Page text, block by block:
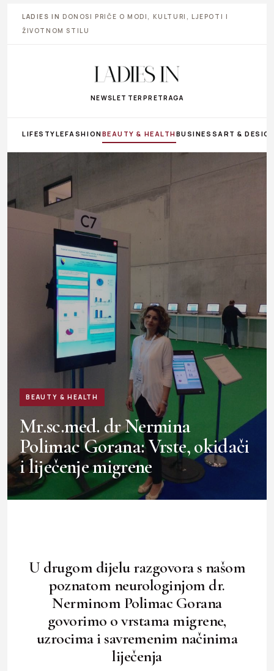
LADIES IN DONOSI PRIČE O MODI, KULTURI, LJEPOTI I
ŽIVOTNOM STILU
NEWSLETTER PRETRAGA
LIFESTYLEFASHIONBEAUTY & HEALTHBUSINESS ART &
BEAUTY & HEALTH
Mr.sc.med. dr Nermina
Polimac Gorana: Vrste, okidači
i liječenje migrene
U drugom dijelu razgovora s našom
poznatom neurologinjom dr.
Nerminom Polimac Gorana
govorimo o vrstama migrene,
uzrocima i savremenim načinima
liječenja